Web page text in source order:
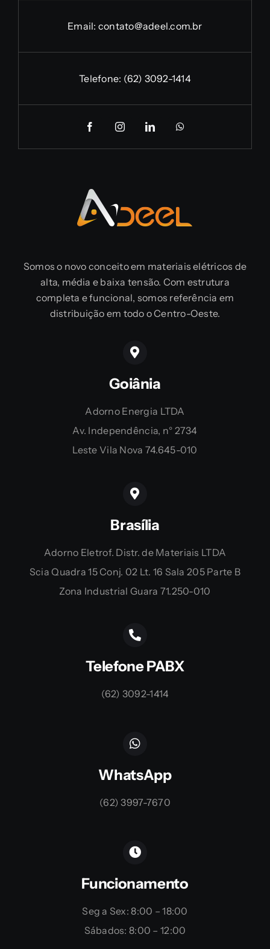
Email: contato@adeel.com.br
Telefone: (62) 3092-1414
Somos o novo conceito em materiais elétricos de
alta, média e baixa tensão. Com estrutura
completa e funcional, somos referência em
distribuição em todo o Centro-Oeste.
Goiânia
Adorno Energia LTDA
Av. Independência, n° 2734
Leste Vila Nova 74.645-010
Brasília
Adorno Eletrof. Distr. de Materiais LTDA
Scia Quadra 15 Conj. 02 Lt. 16 Sala 205 Parte B
Zona Industrial Guara 71.250-010
Telefone PABX
(62) 3092-1414
WhatsApp
(62) 3997-7670
Funcionamento
Seg a Sex: 8:00 – 18:00
Sábados: 8:00 – 12:00